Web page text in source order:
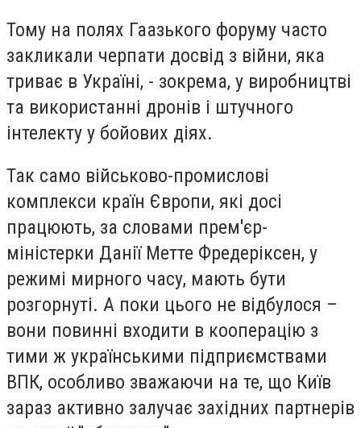
Тому на полях Гаазького форуму часто
закликали черпати досвід з війни, яка
триває в Україні, - зокрема, у виробництві
та використанні дронів і штучного
інтелекту у бойових діях.
Так само військово-промислові
комплекси країн Європи, які досі
працюють, за словами прем'єр-
міністерки Данії Метте Фредеріксен, у
режимі мирного часу, мають бути
розгорнуті. А поки цього не відбулося –
вони повинні входити в кооперацію з
тими ж українськими підприємствами
ВПК, особливо зважаючи на те, що Київ
зараз активно залучає західних партнерів